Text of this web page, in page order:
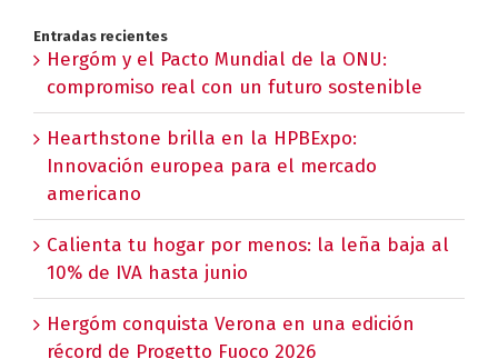
Entradas recientes
Hergóm y el Pacto Mundial de la ONU:
compromiso real con un futuro sostenible
Hearthstone brilla en la HPBExpo:
Innovación europea para el mercado
americano
Calienta tu hogar por menos: la leña baja al
10% de IVA hasta junio
Hergóm conquista Verona en una edición
récord de Progetto Fuoco 2026